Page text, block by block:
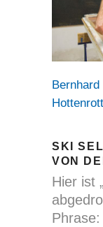
SKI
VON
Hier ist